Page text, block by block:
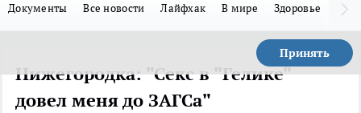
Документы Все новости Лайфхак В мире Здоровье
Принять
Нижегородка: "Секс в "Гелике"
довел меня до ЗАГСа"